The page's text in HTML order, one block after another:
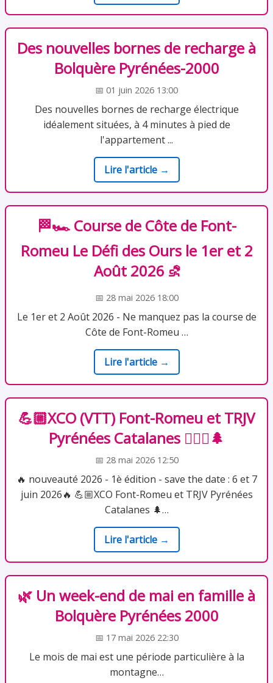
Des nouvelles bornes de recharge à
Bolquère Pyrénées-2000
📅 01 juin 2026 13:00
Des nouvelles bornes de recharge électrique
idéalement situées, à 4 minutes à pied de
l'appartement ...
Lire l'article →
🏁🏎️ Course de Côte de Font-
Romeu Le Défi des Ours le 1er et 2
Août 2026 ⛐
📅 28 mai 2026 18:00
Le 1er et 2 Août 2026 - Ne manquez pas la course de
Côte de Font-Romeu …
Lire l'article →
💪🏼XCO (VTT) Font-Romeu et TRJV
Pyrénées Catalanes 🚴🏻‍♂️🌲
📅 28 mai 2026 12:50
🔥 nouveauté 2026 - 1è édition - save the date : 6 et 7
juin 2026🔥 💪🏼XCO Font-Romeu et TRJV Pyrénées
Catalanes 🌲…
Lire l'article →
🌿 Un week-end de mai en famille à
Bolquère Pyrénées 2000
📅 17 mai 2026 22:30
Le mois de mai est une période particulière à la
montagne…